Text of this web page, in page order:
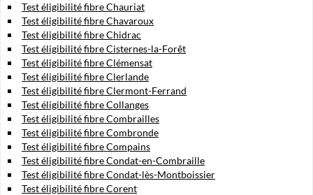
Test éligibilité fibre Chauriat
Test éligibilité fibre Chavaroux
Test éligibilité fibre Chidrac
Test éligibilité fibre Cisternes-la-Forêt
Test éligibilité fibre Clémensat
Test éligibilité fibre Clerlande
Test éligibilité fibre Clermont-Ferrand
Test éligibilité fibre Collanges
Test éligibilité fibre Combrailles
Test éligibilité fibre Combronde
Test éligibilité fibre Compains
Test éligibilité fibre Condat-en-Combraille
Test éligibilité fibre Condat-lès-Montboissier
Test éligibilité fibre Corent